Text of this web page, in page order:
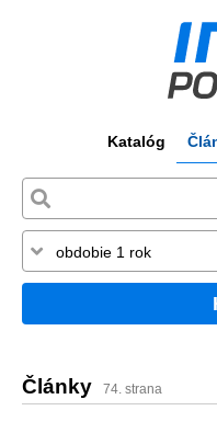
Katalóg
Články 74. strana